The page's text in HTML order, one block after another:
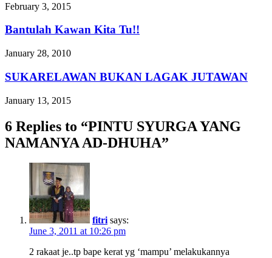
February 3, 2015
Bantulah Kawan Kita Tu!!
January 28, 2010
SUKARELAWAN BUKAN LAGAK JUTAWAN
January 13, 2015
6 Replies to “PINTU SYURGA YANG
NAMANYA AD-DHUHA”
fitri says:
June 3, 2011 at 10:26 pm
2 rakaat je..tp bape kerat yg ‘mampu’ melakukannya